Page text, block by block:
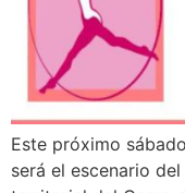
Este próximo
será el escenario